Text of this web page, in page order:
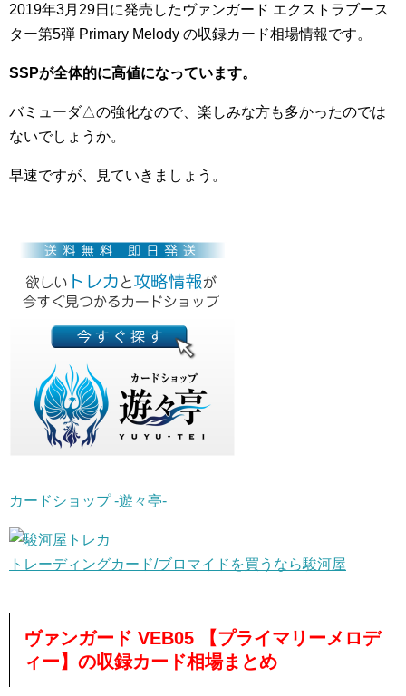
2019年3月29日に発売したヴァンガード エクストラブース
ター第5弾 Primary Melody の収録カード相場情報です。
SSPが全体的に高値になっています。
バミューダ△の強化なので、楽しみな方も多かったのでは
ないでしょうか。
早速ですが、見ていきましょう。
カードショップ -遊々亭-
トレーディングカード/ブロマイドを買うなら駿河屋
ヴァンガード VEB05 【プライマリーメロデ
ィー】の収録カード相場まとめ